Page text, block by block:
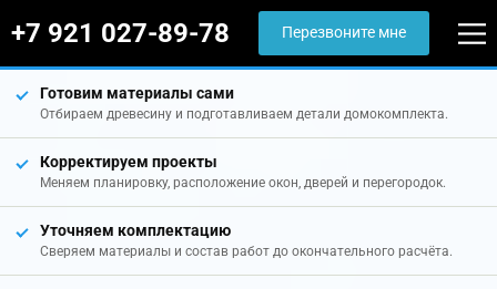
+7 921 027-89-78 Перезвоните мне
Готовим материалы сами
Отбираем древесину и подготавливаем детали домокомплекта.
Корректируем проекты
Меняем планировку, расположение окон, дверей и перегородок.
Уточняем комплектацию
Сверяем материалы и состав работ до окончательного расчёта.